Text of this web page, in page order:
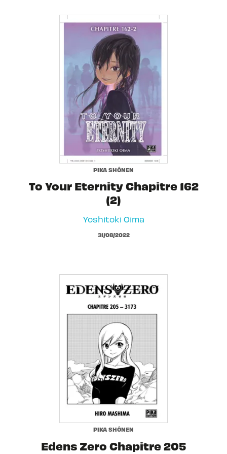
PIKA SHÔNEN
To Your Eternity Chapitre 162
(2)
Yoshitoki Oima
31/08/2022
PIKA SHÔNEN
Edens Zero Chapitre 205